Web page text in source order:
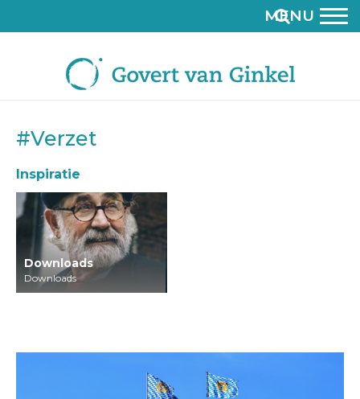
MENU
#Verzet
Inspiratie
Downloads
Downloads